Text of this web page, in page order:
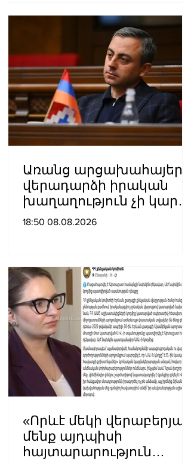
Առանց արցախահայերի
վերադարձի իրական
խաղաղություն չի կարող
լինել․ Սաղաթելյան
18:50 08.08.2026
«Որևէ մեկի վերաբերյալ
մենք այդպիսի
հայտարարություն